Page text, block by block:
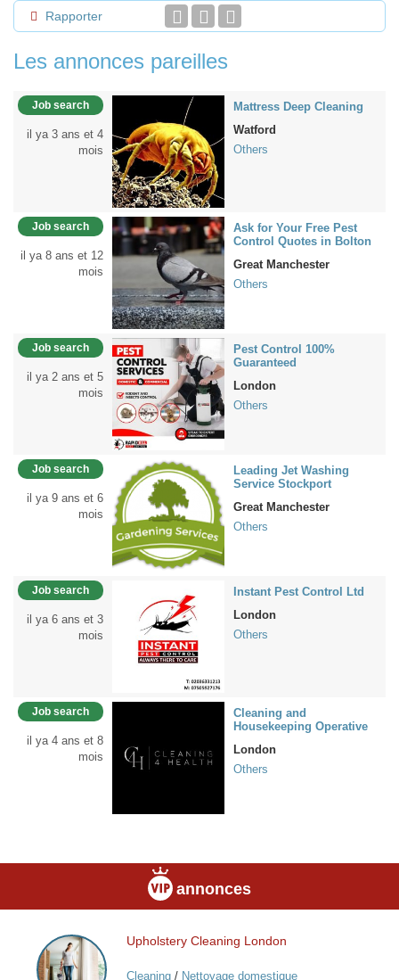
Rapporter
Les annonces pareilles
Job search
il ya 3 ans et 4
mois
Mattress Deep Cleaning
Watford
Others
Job search
il ya 8 ans et 12
mois
Ask for Your Free Pest
Control Quotes in Bolton
Great Manchester
Others
Job search
il ya 2 ans et 5
mois
Pest Control 100%
Guaranteed
London
Others
Job search
il ya 9 ans et 6
mois
Leading Jet Washing
Service Stockport
Great Manchester
Others
Job search
il ya 6 ans et 3
mois
Instant Pest Control Ltd
London
Others
Job search
il ya 4 ans et 8
mois
Cleaning and
Housekeeping Operative
London
Others
annonces
Upholstery
Cleaning
Upholstery Cleaning London
Cleaning/ Nettoyage domestique